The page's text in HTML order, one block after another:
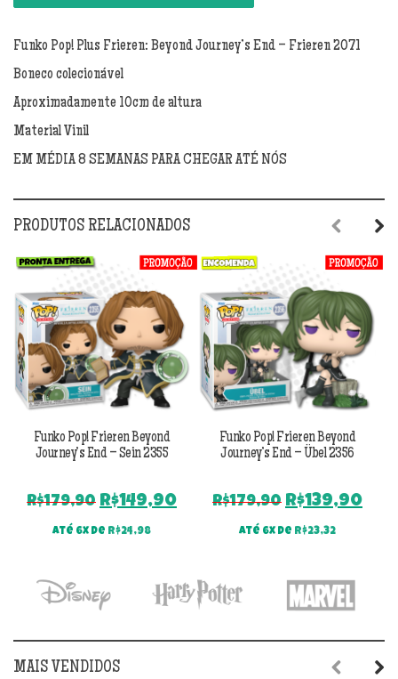
Funko Pop! Plus Frieren: Beyond Journey’s End – Frieren 2071
Boneco colecionável
Aproximadamente 10cm de altura
Material Vinil
EM MÉDIA 8 SEMANAS PARA CHEGAR ATÉ NÓS
PRODUTOS RELACIONADOS
Funko Pop! Frieren Beyond
Journey’s End – Sein 2355
R$179,90 O
preço
original
R$179,90.
R$149,90O
R$149,90.
Até 6x de R$24,98
Funko Pop! Frieren Beyond
Journey’s End – Übel 2356
R$179,90 O
preço
original
R$179,90.
R$139,90O
Até 6x de R$23,32
Previous
Next
MAIS VENDIDOS